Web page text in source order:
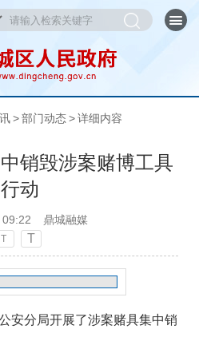
> 部门动态 > 详细内容
销毁涉案赌博工具
行动
鼎城融媒
T T
安分局开展了涉案赌具集中销